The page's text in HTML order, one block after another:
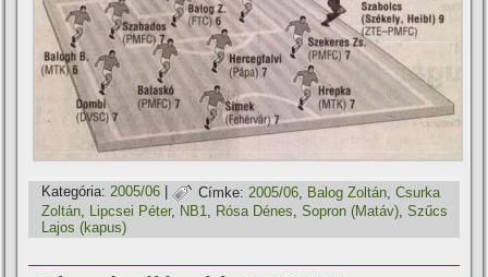
Kategória: 2005/06 | Címke: 2005/06 Balog Zoltán ,Csurka
Zoltán, Lipcsei Péter, NB1, Rósa Dénes,Sopron (Matáv),Szűcs
Lajos (kapus)